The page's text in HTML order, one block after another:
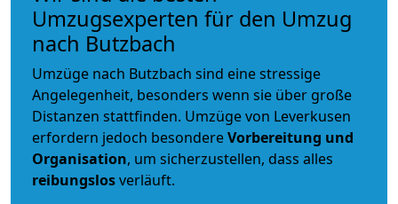
Umzugsexperten für den Umzug
nach Butzbach
Umzüge nach Butzbach sind eine stressige
Angelegenheit, besonders wenn sie über große
Distanzen stattfinden. Umzüge von Leverkusen
erfordern jedoch besondereVorbereitung und
Organisation, um sicherzustellen, dass alles
reibungslosverläuft.